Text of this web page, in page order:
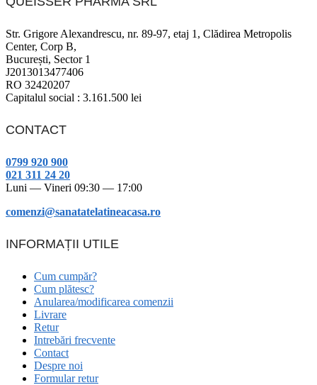
Str. Grigore Alexandrescu, nr. 89-97, etaj 1, Clădirea Metropolis
Center, Corp B,
București, Sector 1
J2013013477406
RO 32420207
Capitalul social : 3.161.500 lei
CONTACT
0799 920 900
021 311 24 20
Luni — Vineri 09:30 — 17:00
comenzi@sanatatelatineacasa.ro
INFORMAȚII UTILE
Cum cumpăr?
Cum plătesc?
Anularea/modificarea comenzii
Livrare
Retur
Intrebări frecvente
Contact
Despre noi
Formular retur